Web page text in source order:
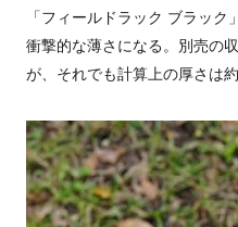
「フィールドラック ブラック
衝撃的な薄さになる。別売の
が、それでも計算上の厚さは約